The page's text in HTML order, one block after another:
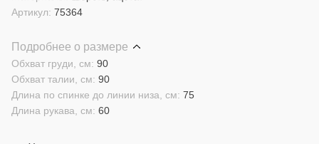
Артикул: 75364
Подробнее о размере
Длина рукава, см: 60
Длина по спинке до линии низа, см: 75
Обхват талии, см: 90
Обхват груди, см: 90